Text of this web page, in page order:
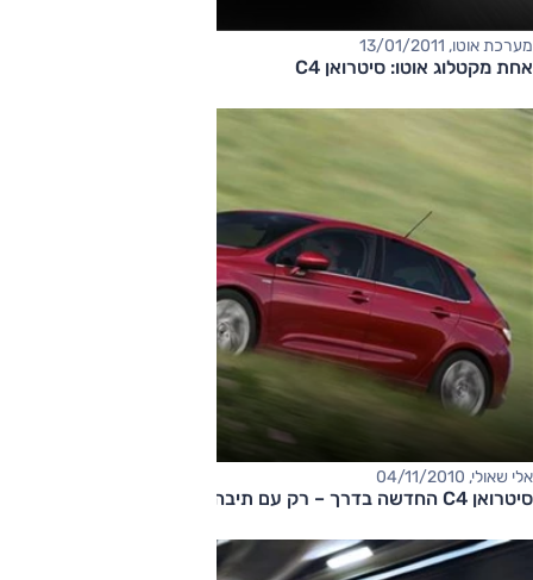
מערכת אוטו, 13/01/2011
אחת מקטלוג אוטו: סיטרואן C4
אלי שאולי, 04/11/2010
סיטרואן C4 החדשה בדרך – רק עם תיבה רובוטית